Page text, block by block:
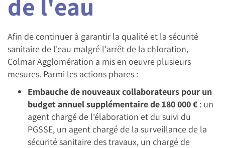
Afin de continuer à garantir la qualité et la sécurité
sanitaire de l'eau malgré l'arrêt de la chloration,
Colmar Agglomération a mis en oeuvre plusieurs
mesures. Parmi les actions phares :
Embauche de nouveaux collaborateurs pour un
budget annuel supplémentaire de 180 000 € : un
agent chargé de l'élaboration et du suivi du
PGSSE, un agent chargé de la surveillance de la
sécurité sanitaire des travaux, un chargé de